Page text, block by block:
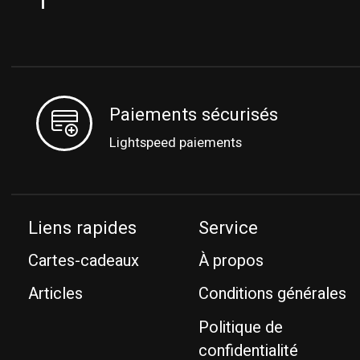
Paiements sécurisés
Lightspeed paiements
Liens rapides
Cartes-cadeaux
Articles
Service
À propos
Conditions générales
Politique de
confidentialité